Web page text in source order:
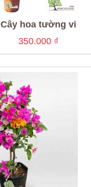
Cây hoa tường vi
350.000 ₫